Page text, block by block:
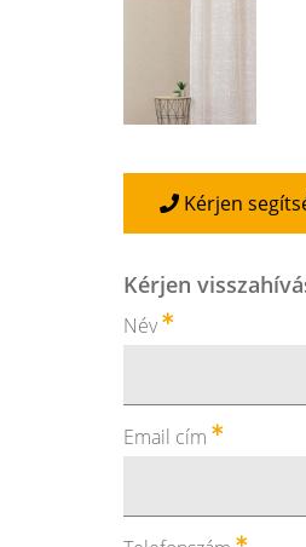
Kérjen
Kérjen
Név
Email cím